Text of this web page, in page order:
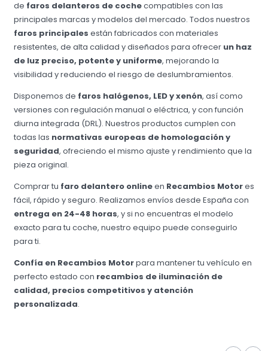
de faros delanteros de cochecompatibles con las
principales marcas y modelos del mercado. Todos nuestros
faros principales están fabricados con materiales
resistentes, de alta calidad y diseñados para ofrecer un haz
de luz preciso, potente y uniforme, mejorando la
visibilidad y reduciendo el riesgo de deslumbramientos.
Disponemos de faros halógenos, LED y xenón, así como
versiones con regulación manual o eléctrica, y con función
diurna integrada (DRL). Nuestros productos cumplen con
todas las normativas europeas de homologación y
seguridad, ofreciendo el mismo ajuste y rendimiento que la
pieza original.
Comprar tu faro delantero onlineen Recambios Motores
fácil, rápido y seguro. Realizamos envíos desde España con
entrega en 24-48 horas, y si no encuentras el modelo
exacto para tu coche, nuestro equipo puede conseguirlo
para ti.
Confía en Recambios Motorpara mantener tu vehículo en
perfecto estado con recambios de iluminación de
calidad, precios competitivos y atención
personalizada.